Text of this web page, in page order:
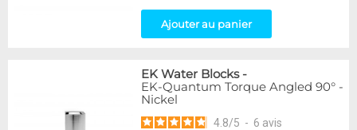
Ajouter au panier
EK Water Blocks-
EK-Quantum Torque Angled 90° -
Nickel
4.8/5 - 6 avis